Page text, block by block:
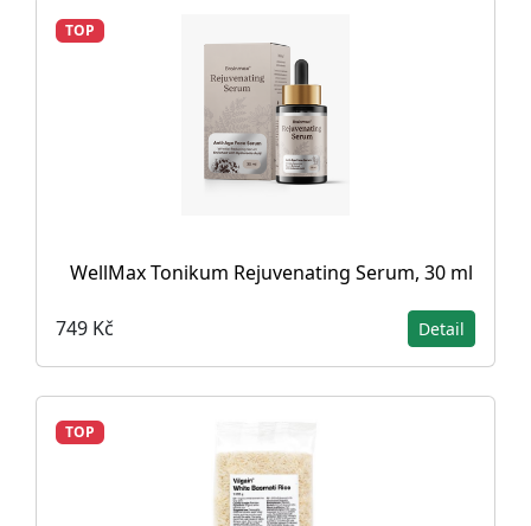
TOP
WellMax Tonikum Rejuvenating Serum, 30 ml
749 Kč Detail
TOP